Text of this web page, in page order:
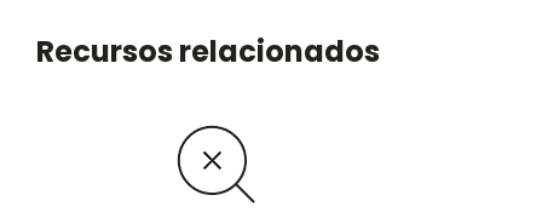
Recursos relacionados